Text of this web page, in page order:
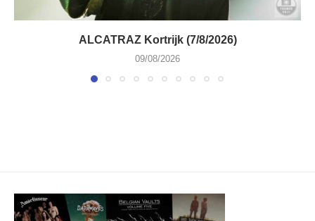
ALCATRAZ Kortrijk (7/8/2026)
09/08/2026